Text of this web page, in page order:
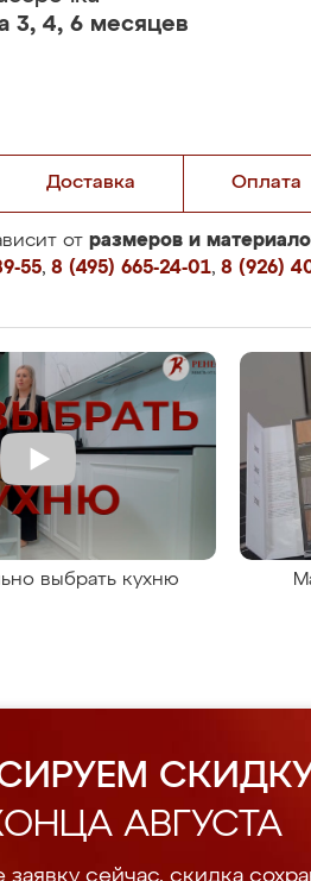
3, 4, 6 месяцев
Доставка Оплата
от размеров и
55, 8 (495) 665-24-01, 8 (926)
выбрать кухню
СКИДКУ
АВГУСТА
заявку сейчас, скидка